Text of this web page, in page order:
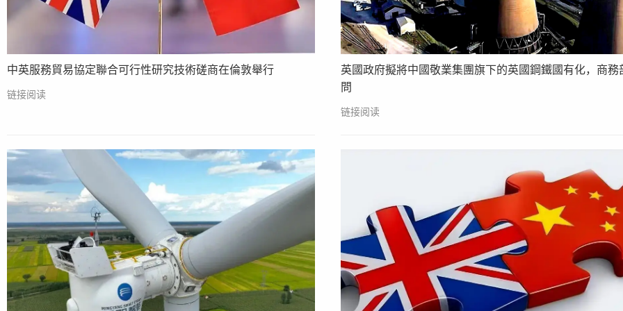
中英服務貿易協定聯合可行性研究技術磋商在倫敦舉行
链接阅读
英國政府擬將中國敬業集團旗下的英國鋼鐵國有化，商務
問
链接阅读